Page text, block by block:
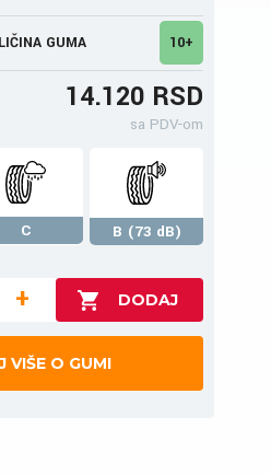
GUMA 10+
14.120 RSD
sa PDV-om
C
B (73 dB)
+
VIŠE O GUMI